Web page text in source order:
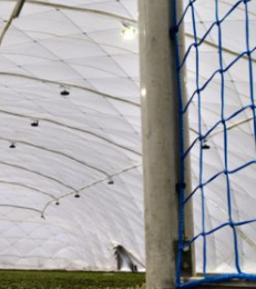
EN LIBIĄŻ
INFLABLES